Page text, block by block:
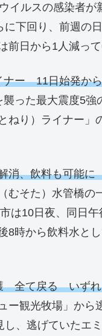
イルスの感染者
下回り、前週の
日から1人減って
ナー 11日始発か
った最大震度5
ねり）ライナー
消、飲料も可能
むそた）水管橋
は10日夜、同日
8時から飲料水と
全て戻る いず
ー観光牧場」から
、逃げていたエ